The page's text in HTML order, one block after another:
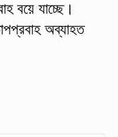
বয়ে যাচ্ছে।
অব্যাহত